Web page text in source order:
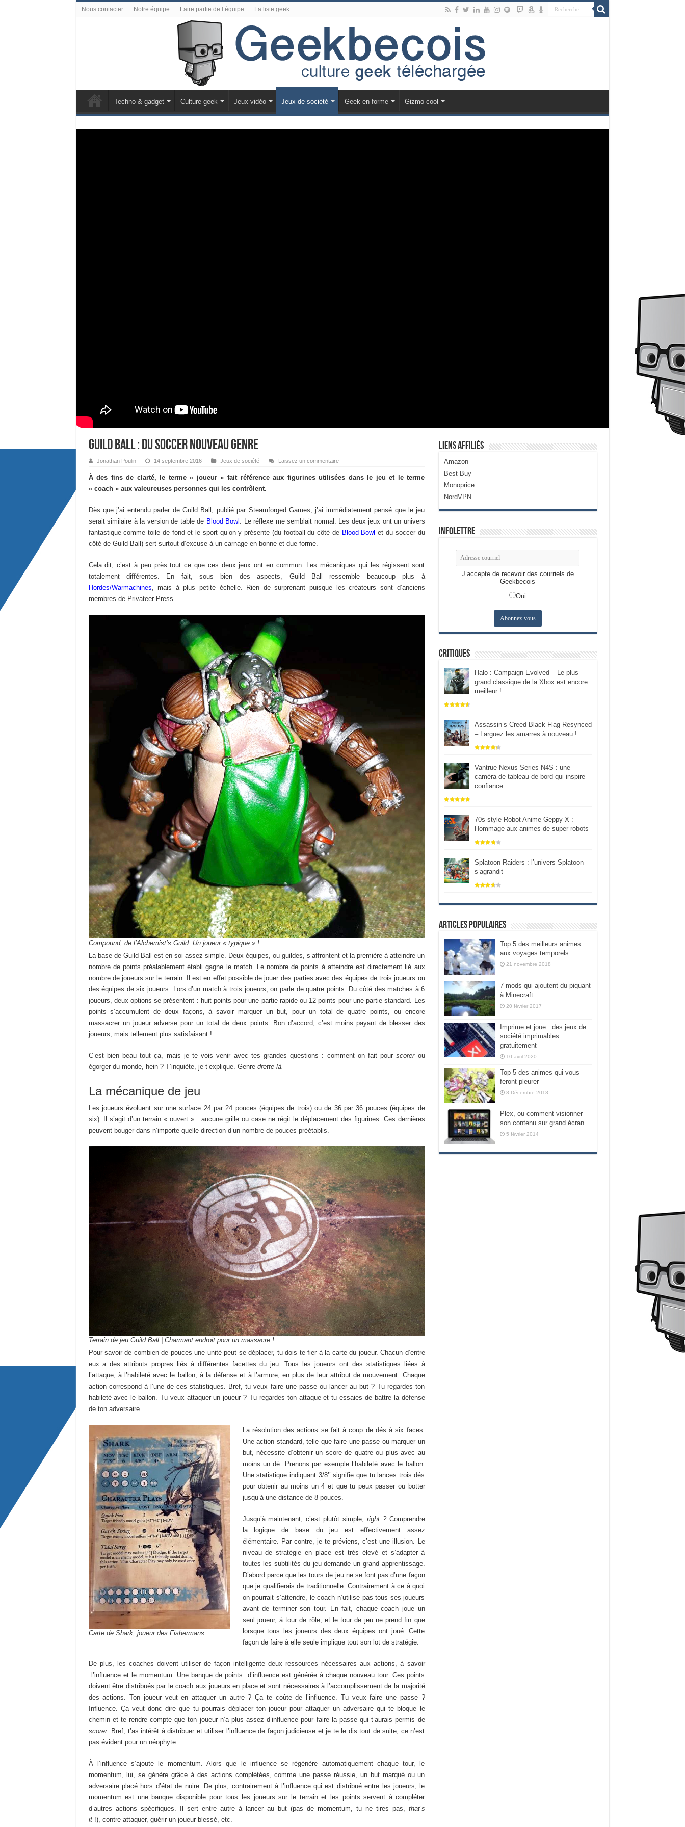
Nous contacter Notre équipe Faire partie de l’équipe La liste geek
Techno & gadget Culture geek Jeux vidéo Jeux de société Geek en forme Gizmo-cool
Guild Ball : Du soccer nouveau genre
Jonathan Poulin 14 septembre 2016 Jeux de société Laissez un commentaire
À des fins de clarté, le terme « joueur » fait référence aux figurines utilisées dans le jeu et le terme
« coach » aux valeureuses personnes qui les contrôlent.
Dès que j’ai entendu parler de Guild Ball, publié par Steamforged Games, j’ai immédiatement pensé que le jeu
serait similaire à la version de table de Blood Bowl . Le réflexe me semblait normal. Les deux jeux ont un univers
fantastique comme toile de fond et le sport qu’on y présente (du football du côté de Blood Bowl et du soccer du
côté de Guild Ball) sert surtout d’excuse à un carnage en bonne et due forme.
Cela dit, c’est à peu près tout ce que ces deux jeux ont en commun. Les mécaniques qui les régissent sont
totalement différentes. En fait, sous bien des aspects, Guild Ball ressemble beaucoup plus à
Hordes/Warmachines, mais à plus petite échelle. Rien de surprenant puisque les créateurs sont d’anciens
membres de Privateer Press.
Compound, de l’Alchemist’s Guild. Un joueur « typique » !
La base de Guild Ball est en soi assez simple. Deux équipes, ou guildes, s’affrontent et la première à atteindre un
nombre de points préalablement établi gagne le match. Le nombre de points à atteindre est directement lié aux
nombre de joueurs sur le terrain. Il est en effet possible de jouer des parties avec des équipes de trois joueurs ou
des équipes de six joueurs. Lors d’un match à trois joueurs, on parle de quatre points. Du côté des matches à 6
joueurs, deux options se présentent : huit points pour une partie rapide ou 12 points pour une partie standard. Les
points s’accumulent de deux façons, à savoir marquer un but, pour un total de quatre points, ou encore
massacrer un joueur adverse pour un total de deux points. Bon d’accord, c’est moins payant de blesser des
joueurs, mais tellement plus satisfaisant !
C’est bien beau tout ça, mais je te vois venir avec tes grandes questions : comment on fait pourscorer ou
égorger du monde, hein ? T’inquiète, je t’explique. Genre drette-là.
La mécanique de jeu
Les joueurs évoluent sur une surface 24 par 24 pouces (équipes de trois) ou de 36 par 36 pouces (équipes de
six). Il s’agit d’un terrain « ouvert » : aucune grille ou case ne régit le déplacement des figurines. Ces dernières
peuvent bouger dans n’importe quelle direction d’un nombre de pouces préétablis.
Terrain de jeu Guild Ball | Charmant endroit pour un massacre !
Pour savoir de combien de pouces une unité peut se déplacer, tu dois te fier à la carte du joueur. Chacun d’entre
eux a des attributs propres liés à différentes facettes du jeu. Tous les joueurs ont des statistiques liées à
l’attaque, à l’habileté avec le ballon, à la défense et à l’armure, en plus de leur attribut de mouvement. Chaque
action correspond à l’une de ces statistiques. Bref, tu veux faire une passe ou lancer au but ? Tu regardes ton
habileté avec le ballon. Tu veux attaquer un joueur ? Tu regardes ton attaque et tu essaies de battre la défense
de ton adversaire.
Carte de Shark, joueur des Fishermans
La résolution des actions se fait à coup de dés à six faces.
Une action standard, telle que faire une passe ou marquer un
but, nécessite d’obtenir un score de quatre ou plus avec au
moins un dé. Prenons par exemple l’habileté avec le ballon.
Une statistique indiquant 3/8’’ signifie que tu lances trois dés
pour obtenir au moins un 4 et que tu peux passer ou botter
jusqu’à une distance de 8 pouces.
Jusqu’à maintenant, c’est plutôt simple, right ?Comprendre
la logique de base du jeu est effectivement assez
élémentaire. Par contre, je te préviens, c’est une illusion. Le
niveau de stratégie en place est très élevé et s’adapter à
toutes les subtilités du jeu demande un grand apprentissage.
D’abord parce que les tours de jeu ne se font pas d’une façon
que je qualifierais de traditionnelle. Contrairement à ce à quoi
on pourrait s’attendre, le coach n’utilise pas tous ses joueurs
avant de terminer son tour. En fait, chaque coach joue un
seul joueur, à tour de rôle, et le tour de jeu ne prend fin que
lorsque tous les joueurs des deux équipes ont joué. Cette
façon de faire à elle seule implique tout son lot de stratégie.
De plus, les coaches doivent utiliser de façon intelligente deux ressources nécessaires aux actions, à savoir
l’influence et le momentum. Une banque de points d’influence est générée à chaque nouveau tour. Ces points
doivent être distribués par le coach aux joueurs en place et sont nécessaires à l’accomplissement de la majorité
des actions. Ton joueur veut en attaquer un autre ? Ça te coûte de l’influence. Tu veux faire une passe ?
Influence. Ça veut donc dire que tu pourrais déplacer ton joueur pour attaquer un adversaire qui te bloque le
chemin et te rendre compte que ton joueur n’a plus assez d’influence pour faire la passe qui t’aurais permis de
scorer. Bref, t’as intérêt à distribuer et utiliser l’influence de façon judicieuse et je te le dis tout de suite, ce n’est
pas évident pour un néophyte.
À l’influence s’ajoute le momentum. Alors que le influence se régénère automatiquement chaque tour, le
momentum, lui, se génère grâce à des actions complétées, comme une passe réussie, un but marqué ou un
adversaire placé hors d’état de nuire. De plus, contrairement à l’influence qui est distribué entre les joueurs, le
momentum est une banque disponible pour tous les joueurs sur le terrain et les points servent à compléter
d’autres actions spécifiques. Il sert entre autre à lancer au but (pas de momentum, tu ne tires pas, that’s
it!), contre-attaquer, guérir un joueur blessé, etc.
Liens Affiliés
Amazon
Best Buy
Monoprice
NordVPN
Infolettre
J’accepte de recevoir des courriels de
Geekbecois
Oui
Critiques
Halo : Campaign Evolved – Le plus
grand classique de la Xbox est encore
meilleur !
Assassin’s Creed Black Flag Resynced
– Larguez les amarres à nouveau !
Vantrue Nexus Series N4S : une
caméra de tableau de bord qui inspire
confiance
70s-style Robot Anime Geppy-X :
Hommage aux animes de super robots
Splatoon Raiders : l’univers Splatoon
s’agrandit
Articles populaires
Top 5 des meilleurs animes
aux voyages temporels
21 novembre 2018
7 mods qui ajoutent du piquant
à Minecraft
20 février 2017
Imprime et joue : des jeux de
société imprimables
gratuitement
10 avril 2020
Top 5 des animes qui vous
feront pleurer
8 Décembre 2018
Plex, ou comment visionner
son contenu sur grand écran
5 février 2014